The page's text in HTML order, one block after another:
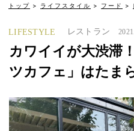
トップ ライフスタイル フード
LIFESTYLE レストラン
カワイイが大渋滞
ツカフェ」はたま